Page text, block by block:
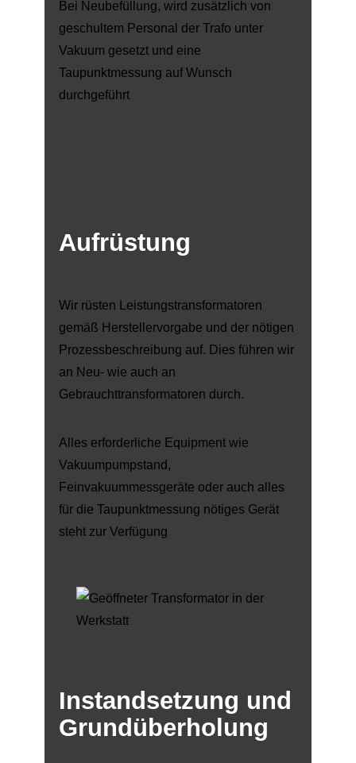
Bei Neubefüllung, wird zusätzlich von
geschultem Personal der Trafo unter
Vakuum gesetzt und eine
Taupunktmessung auf Wunsch
durchgeführt
Aufrüstung
Wir rüsten Leistungstransformatoren
gemäß Herstellervorgabe und der nötigen
Prozessbeschreibung auf. Dies führen wir
an Neu- wie auch an
Gebrauchttransformatoren durch.
Alles erforderliche Equipment wie
Vakuumpumpstand,
Feinvakuummessgeräte oder auch alles
für die Taupunktmessung nötiges Gerät
steht zur Verfügung
Instandsetzung und
Grundüberholung